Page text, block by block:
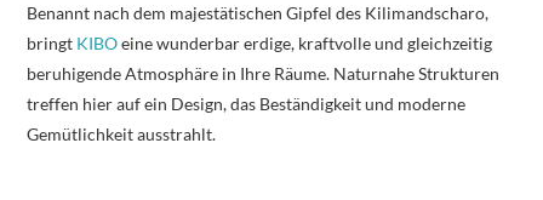
Benannt nach dem majestätischen Gipfel des Kilimandscharo,
bringt KIBOeine wunderbar erdige, kraftvolle und gleichzeitig
beruhigende Atmosphäre in Ihre Räume. Naturnahe Strukturen
treffen hier auf ein Design, das Beständigkeit und moderne
Gemütlichkeit ausstrahlt.